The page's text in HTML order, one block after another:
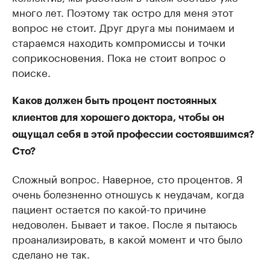
много лет. Поэтому так остро для меня этот
вопрос не стоит. Друг друга мы понимаем и
стараемся находить компромиссы и точки
соприкосновения. Пока не стоит вопрос о
поиске.
Каков должен быть процент постоянных
клиентов для хорошего доктора, чтобы он
ощущал себя в этой профессии состоявшимся?
Сто?
Сложный вопрос. Наверное, сто процентов. Я
очень болезненно отношусь к неудачам, когда
пациент остается по какой-то причине
недоволен. Бывает и такое. После я пытаюсь
проанализировать, в какой момент и что было
сделано не так.